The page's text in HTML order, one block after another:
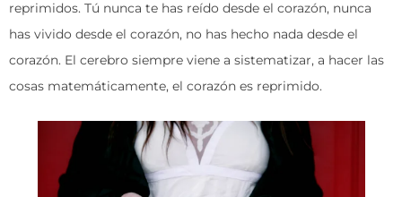
reprimidos. Tú nunca te has reído desde el corazón, nunca
has vivido desde el corazón, no has hecho nada desde el
corazón. El cerebro siempre viene a sistematizar, a hacer las
cosas matemáticamente, el corazón es reprimido.